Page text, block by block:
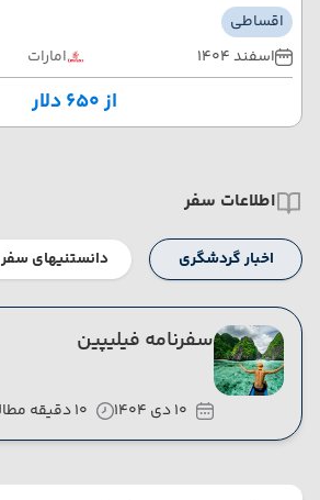
اقساطی
اسفند 1404
امارات
از ۶۵۰ دلار
اطلاعات سفر
اخبار گردشگری دانستنیهای سفر
سفرنامه فیلیپین
10 دی 1404 10 دقیقه مطالعه